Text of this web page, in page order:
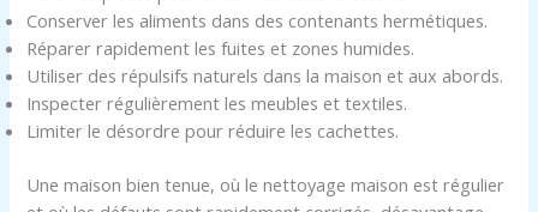
Conserver les aliments dans des contenants hermétiques.
Réparer rapidement les fuites et zones humides.
Utiliser des répulsifs naturels dans la maison et aux abords.
Inspecter régulièrement les meubles et textiles.
Limiter le désordre pour réduire les cachettes.
Une maison bien tenue, où le nettoyage maison est régulier